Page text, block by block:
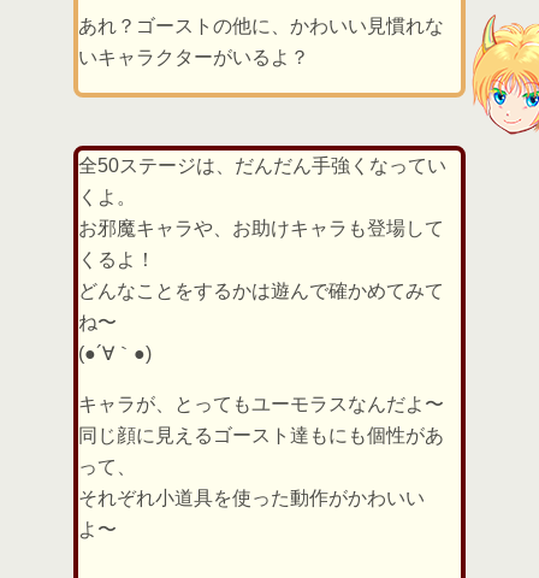
あれ？ゴーストの他に、かわいい見慣れな
いキャラクターがいるよ？
全50ステージは、だんだん手強くなってい
くよ。
お邪魔キャラや、お助けキャラも登場して
くるよ！
どんなことをするかは遊んで確かめてみて
ね〜
(●´∀｀●)
キャラが、とってもユーモラスなんだよ〜
同じ顔に見えるゴースト達もにも個性があ
って、
それぞれ小道具を使った動作がかわいい
よ〜